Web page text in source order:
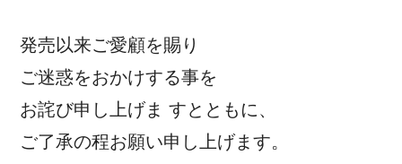
発売以来ご愛顧を賜り
ご迷惑をおかけする事を
お詫び申し上げま すとともに、
ご了承の程お願い申し上げます。